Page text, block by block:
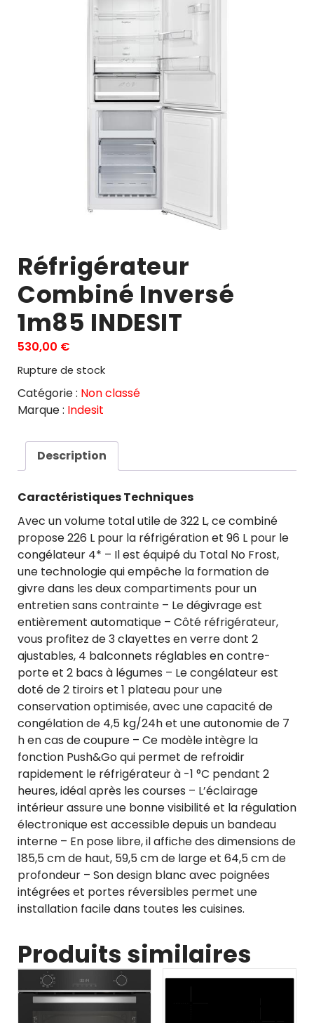
Réfrigérateur
Combiné Inversé
1m85 INDESIT
530,00 €
Rupture de stock
Catégorie : Non classé
Marque : Indesit
Description
Caractéristiques Techniques
Avec un volume total utile de 322 L, ce combiné
propose 226 L pour la réfrigération et 96 L pour le
congélateur 4* – Il est équipé du Total No Frost,
une technologie qui empêche la formation de
givre dans les deux compartiments pour un
entretien sans contrainte – Le dégivrage est
entièrement automatique – Côté réfrigérateur,
vous profitez de 3 clayettes en verre dont 2
ajustables, 4 balconnets réglables en contre-
porte et 2 bacs à légumes – Le congélateur est
doté de 2 tiroirs et 1 plateau pour une
conservation optimisée, avec une capacité de
congélation de 4,5 kg/24h et une autonomie de 7
h en cas de coupure – Ce modèle intègre la
fonction Push&Go qui permet de refroidir
rapidement le réfrigérateur à -1 °C pendant 2
heures, idéal après les courses – L’éclairage
intérieur assure une bonne visibilité et la régulation
électronique est accessible depuis un bandeau
interne – En pose libre, il affiche des dimensions de
185,5 cm de haut, 59,5 cm de large et 64,5 cm de
profondeur – Son design blanc avec poignées
intégrées et portes réversibles permet une
installation facile dans toutes les cuisines.
Produits similaires